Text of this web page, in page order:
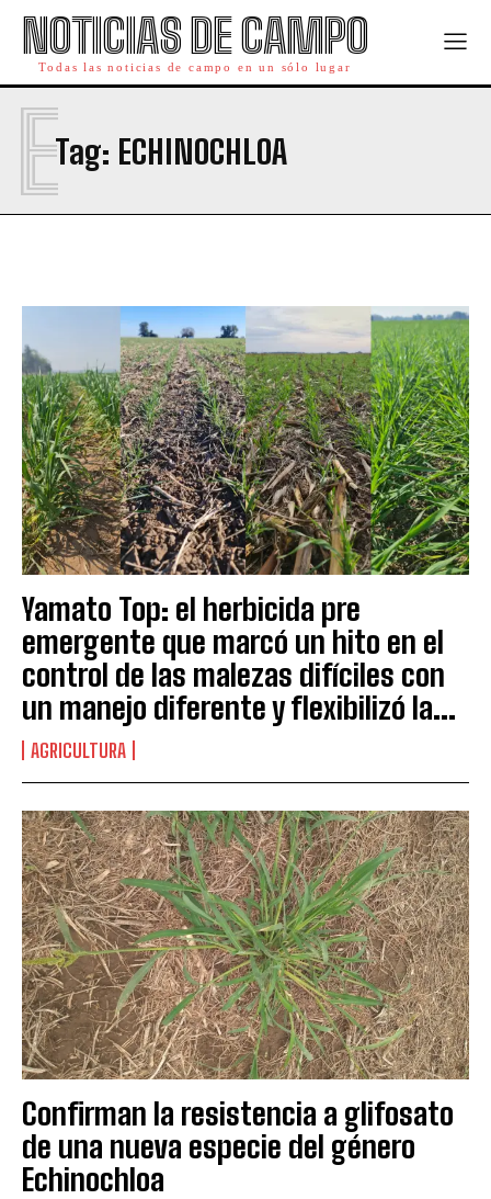
NOTICIAS DE CAMPO
Todas las noticias de campo en un sólo lugar
Tag: ECHINOCHLOA
E
Yamato Top: el herbicida pre
emergente que marcó un hito en el
control de las malezas difíciles con
un manejo diferente y flexibilizó la...
AGRICULTURA
Confirman la resistencia a glifosato
de una nueva especie del género
Echinochloa